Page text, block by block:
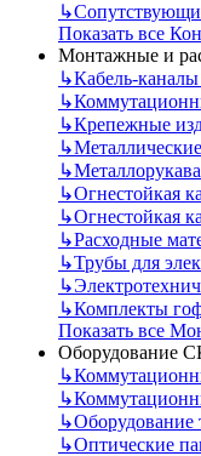
↳
Показать все
Монтажные и
↳Кабель-
↳
↳Крепежные
↳
↳Металлорукава
↳Огнестойкая
↳Огнестойкая
↳Расходные
↳Трубы для
↳
↳Комплекты
Показать все
Оборудование
↳
↳
↳Оборудование
↳Оптические